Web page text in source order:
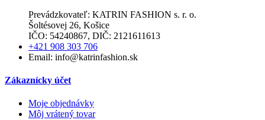
Prevádzkovateľ: KATRIN FASHION s. r. o.
Šoltésovej 26, Košice
IČO: 54240867, DIČ: 2121611613
+421 908 303 706
Email: info@katrinfashion.sk
Zákaznícky účet
Moje objednávky
Môj vrátený tovar